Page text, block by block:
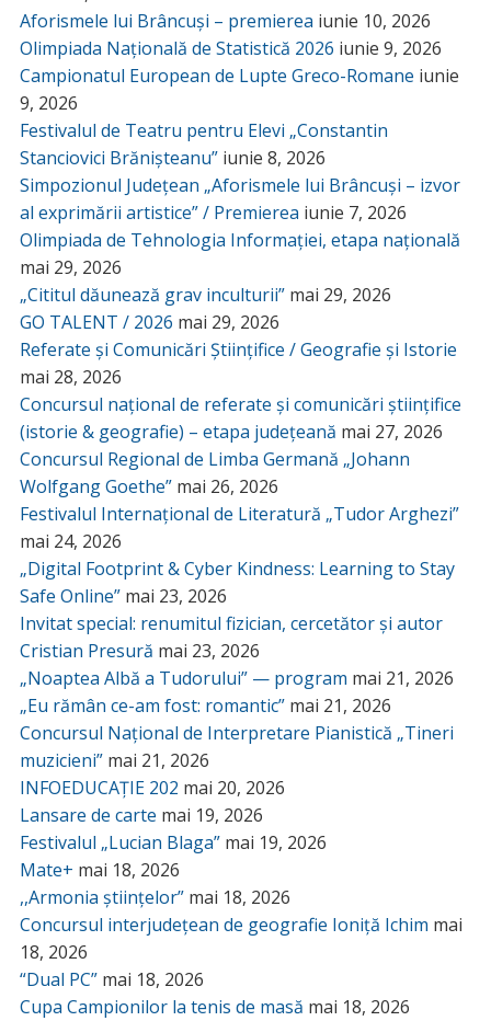
Aforismele lui Brâncuși – premierea iunie 10, 2026
Olimpiada Națională de Statistică 2026 iunie 9, 2026
Campionatul European de Lupte Greco-Romane iunie
9, 2026
Festivalul de Teatru pentru Elevi „Constantin
Stanciovici Brănișteanu” iunie 8, 2026
Simpozionul Județean „Aforismele lui Brâncuși – izvor
al exprimării artistice” / Premierea iunie 7, 2026
Olimpiada de Tehnologia Informației, etapa națională
mai 29, 2026
„Cititul dăunează grav inculturii” mai 29, 2026
GO TALENT / 2026 mai 29, 2026
Referate și Comunicări Științifice / Geografie și Istorie
mai 28, 2026
Concursul național de referate și comunicări științifice
(istorie & geografie) – etapa județeană mai 27, 2026
Concursul Regional de Limba Germană „Johann
Wolfgang Goethe” mai 26, 2026
Festivalul Internațional de Literatură „Tudor Arghezi”
mai 24, 2026
„Digital Footprint & Cyber Kindness: Learning to Stay
Safe Online” mai 23, 2026
Invitat special: renumitul fizician, cercetător și autor
Cristian Presură mai 23, 2026
„Noaptea Albă a Tudorului” — program mai 21, 2026
„Eu rămân ce-am fost: romantic” mai 21, 2026
Concursul Național de Interpretare Pianistică „Tineri
muzicieni” mai 21, 2026
INFOEDUCAȚIE 202 mai 20, 2026
Lansare de carte mai 19, 2026
Festivalul „Lucian Blaga” mai 19, 2026
Mate+ mai 18, 2026
,,Armonia științelor” mai 18, 2026
Concursul interjudețean de geografie Ioniță Ichim mai
18, 2026
“Dual PC” mai 18, 2026
Cupa Campionilor la tenis de masă mai 18, 2026